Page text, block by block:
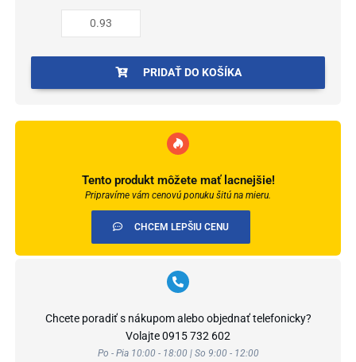
Dub
13,
samolepiaco-
PRIDAŤ DO KOŠÍKA
Tento produkt môžete mať lacnejšie!
Pripravíme vám cenovú ponuku šitú na mieru.
CHCEM LEPŠIU CENU
Chcete poradiť s nákupom alebo objednať telefonicky?
Volajte0915 732 602
Po - Pia 10:00 - 18:00 | So 9:00 - 12:00